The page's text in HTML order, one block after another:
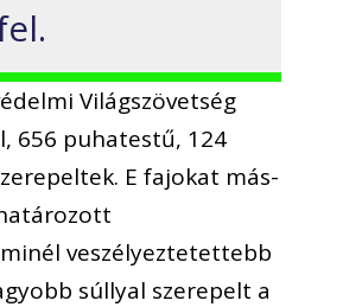
Világszövetség
656 puhatestű, 124
E fajokat más-
veszélyeztetettebb
súllyal szerepelt a